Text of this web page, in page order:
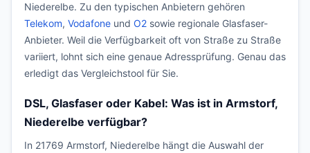
Niederelbe. Zu den typischen Anbietern gehören
Telekom, Vodafone und O2 sowie regionale Glasfaser-
Anbieter. Weil die Verfügbarkeit oft von Straße zu Straße
variiert, lohnt sich eine genaue Adressprüfung. Genau das
erledigt das Vergleichstool für Sie.
DSL, Glasfaser oder Kabel: Was ist in Armstorf,
Niederelbe verfügbar?
In 21769 Armstorf, Niederelbe hängt die Auswahl der